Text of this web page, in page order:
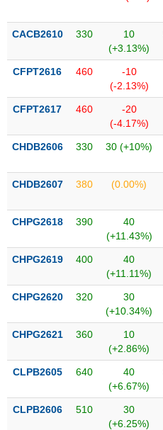
CACB2610 330
10
(+3.13%)
CFPT2616 460
-10
(-2.13%)
CFPT2617 460
-20
(-4.17%)
CHDB2606 330 30 (+10%)
CHDB2607 380 (0.00%)
CHPG2618 390
40
(+11.43%)
CHPG2619 400
40
(+11.11%)
CHPG2620 320
30
(+10.34%)
CHPG2621 360
10
(+2.86%)
CLPB2605 640
40
(+6.67%)
CLPB2606 510
30
(+6.25%)
KHỎE
TÀI
CÔNG
THÔNG
VỤ
TRUYỀN